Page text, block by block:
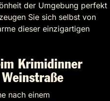
der Umgebung perfekt
Sie sich selbst von
dieser einzigartigen
Krimidinner
nach einem